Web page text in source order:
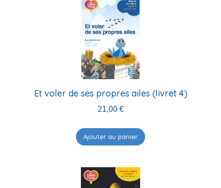
Et voler de ses propres ailes (livret 4)
21,00 €
Ajouter au panier